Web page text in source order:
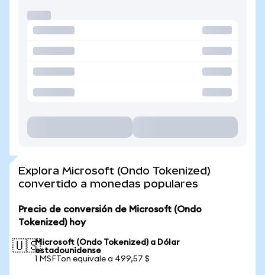
Explora Microsoft (Ondo Tokenized)
convertido a monedas populares
Precio de conversión de Microsoft (Ondo
Tokenized) hoy
🇺🇸Microsoft (Ondo Tokenized) a Dólar
estadounidense
1 MSFTon equivale a 499,57 $